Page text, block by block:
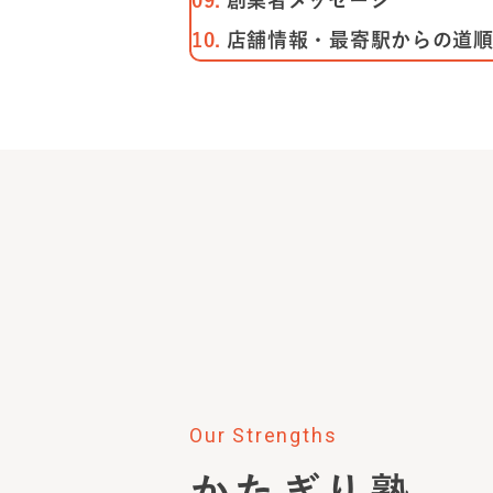
店舗情報・最寄駅からの道順
Our Strengths